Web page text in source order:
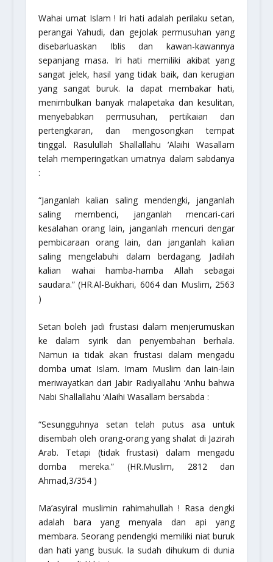
Wahai umat Islam ! Iri hati adalah perilaku setan,
perangai Yahudi, dan gejolak permusuhan yang
disebarluaskan Iblis dan kawan-kawannya
sepanjang masa. Iri hati memiliki akibat yang
sangat jelek, hasil yang tidak baik, dan kerugian
yang sangat buruk. Ia dapat membakar hati,
menimbulkan banyak malapetaka dan kesulitan,
menyebabkan permusuhan, pertikaian dan
pertengkaran, dan mengosongkan tempat
tinggal. Rasulullah Shallallahu ‘Alaihi Wasallam
telah memperingatkan umatnya dalam sabdanya
:
“Janganlah kalian saling mendengki, janganlah
saling membenci, janganlah mencari-cari
kesalahan orang lain, janganlah mencuri dengar
pembicaraan orang lain, dan janganlah kalian
saling mengelabuhi dalam berdagang. Jadilah
kalian wahai hamba-hamba Allah sebagai
saudara.”(HR.Al-Bukhari, 6064 dan Muslim, 2563
)
Setan boleh jadi frustasi dalam menjerumuskan
ke dalam syirik dan penyembahan berhala.
Namun ia tidak akan frustasi dalam mengadu
domba umat Islam. Imam Muslim dan lain-lain
meriwayatkan dari Jabir Radiyallahu ‘Anhu bahwa
Nabi Shallallahu ‘Alaihi Wasallam bersabda :
“Sesungguhnya setan telah putus asa untuk
disembah oleh orang-orang yang shalat di Jazirah
Arab. Tetapi (tidak frustasi) dalam mengadu
domba mereka.” (HR.Muslim, 2812 dan
Ahmad,3/354 )
Ma’asyiral muslimin rahimahullah ! Rasa dengki
adalah bara yang menyala dan api yang
membara. Seorang pendengki memiliki niat buruk
dan hati yang busuk. Ia sudah dihukum di dunia